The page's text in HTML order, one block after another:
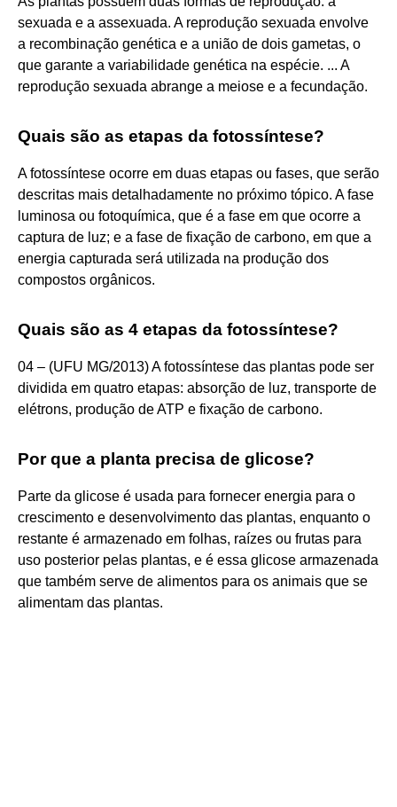
sexuada e a assexuada. A reprodução sexuada envolve
a recombinação genética e a união de dois gametas, o
que garante a variabilidade genética na espécie. ... A
reprodução sexuada abrange a meiose e a fecundação.
Quais são as etapas da fotossíntese?
A fotossíntese ocorre em duas etapas ou fases, que serão
descritas mais detalhadamente no próximo tópico. A fase
luminosa ou fotoquímica, que é a fase em que ocorre a
captura de luz; e a fase de fixação de carbono, em que a
energia capturada será utilizada na produção dos
compostos orgânicos.
Quais são as 4 etapas da fotossíntese?
04 – (UFU MG/2013) A fotossíntese das plantas pode ser
dividida em quatro etapas: absorção de luz, transporte de
elétrons, produção de ATP e fixação de carbono.
Por que a planta precisa de glicose?
Parte da glicose é usada para fornecer energia para o
crescimento e desenvolvimento das plantas, enquanto o
restante é armazenado em folhas, raízes ou frutas para
uso posterior pelas plantas, e é essa glicose armazenada
que também serve de alimentos para os animais que se
alimentam das plantas.